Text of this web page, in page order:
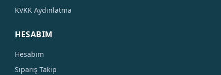
KVKK Aydınlatma
HESABIM
Hesabım
Sipariş Takip